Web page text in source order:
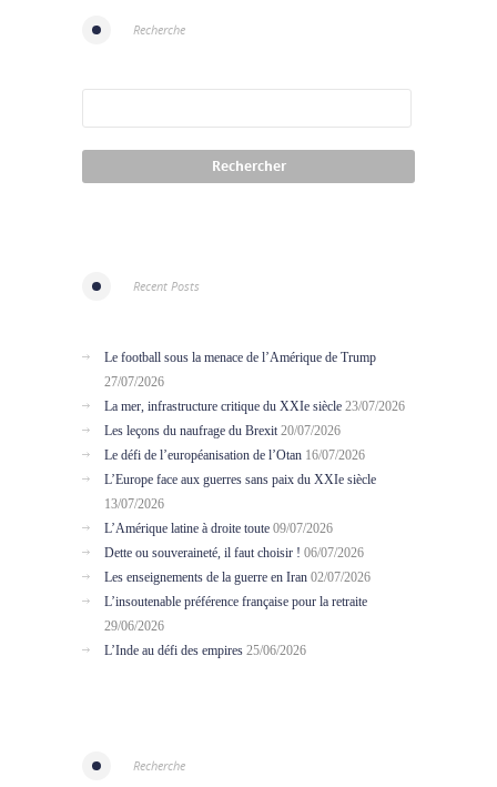
Recherche
Recent Posts
Le football sous la menace de l’Amérique de Trump
27/07/2026
La mer, infrastructure critique du XXIe siècle 23/07/2026
Les leçons du naufrage du Brexit 20/07/2026
Le défi de l’européanisation de l’Otan 16/07/2026
L’Europe face aux guerres sans paix du XXIe siècle
13/07/2026
L’Amérique latine à droite toute 09/07/2026
Dette ou souveraineté, il faut choisir ! 06/07/2026
Les enseignements de la guerre en Iran 02/07/2026
L’insoutenable préférence française pour la retraite
29/06/2026
L’Inde au défi des empires 25/06/2026
Recherche